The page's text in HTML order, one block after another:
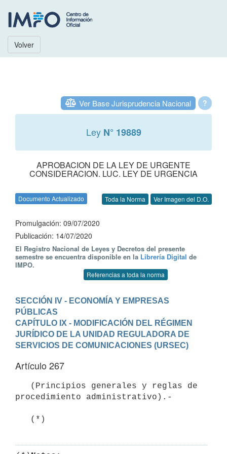
Volver
?
Ver Base Jurisprudencia Nacional
Ley N° 19889
APROBACION DE LA LEY DE URGENTE
CONSIDERACION. LUC. LEY DE URGENCIA
Documento Actualizado Toda la Norma Ver Imagen del D.O.
Promulgación: 09/07/2020
Publicación: 14/07/2020
El Registro Nacional de Leyes y Decretos del presente
semestre se encuentra disponible en la Librería Digital de
IMPO.
Referencias a toda la norma
SECCIÓN IV - ECONOMÍA Y EMPRESAS
PÚBLICAS
CAPÍTULO IX - MODIFICACIÓN DEL RÉGIMEN
JURÍDICO DE LA UNIDAD REGULADORA DE
SERVICIOS DE COMUNICACIONES (URSEC)
Artículo 267
procedimiento administrativo).-
   (*)